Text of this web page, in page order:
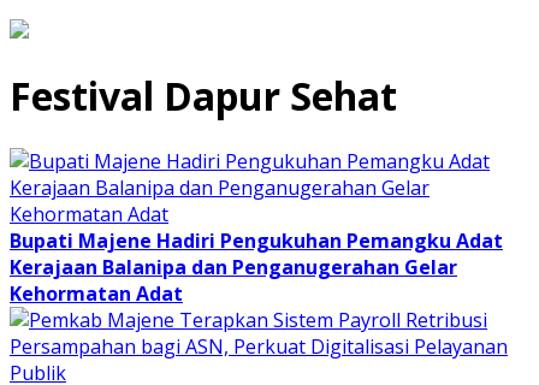
Festival Dapur Sehat
Bupati Majene Hadiri Pengukuhan Pemangku Adat
Kerajaan Balanipa dan Penganugerahan Gelar
Kehormatan Adat